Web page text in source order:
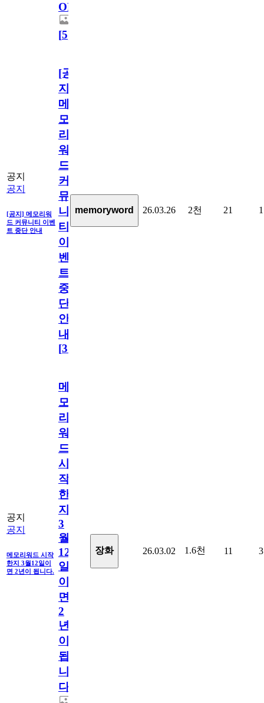
OPEN!
[5]
공지
공지
[공지] 메모리워
드 커뮤니티 이벤
트 중단 안내
[공
지]
메
모
리
워
드
커
뮤
니
티
이
벤
트
중
단
안
내
[31
memoryword 26.03.26 2천 21 1
공지
공지
메모리워드 시작
한지 3월12일이
면 2년이 됩니다.
메
모
리
워
드
시
작
한
지
3
월
12
일
이
면
2
년
이
됩
니
다.
장화 26.03.02 1.6천 11 3